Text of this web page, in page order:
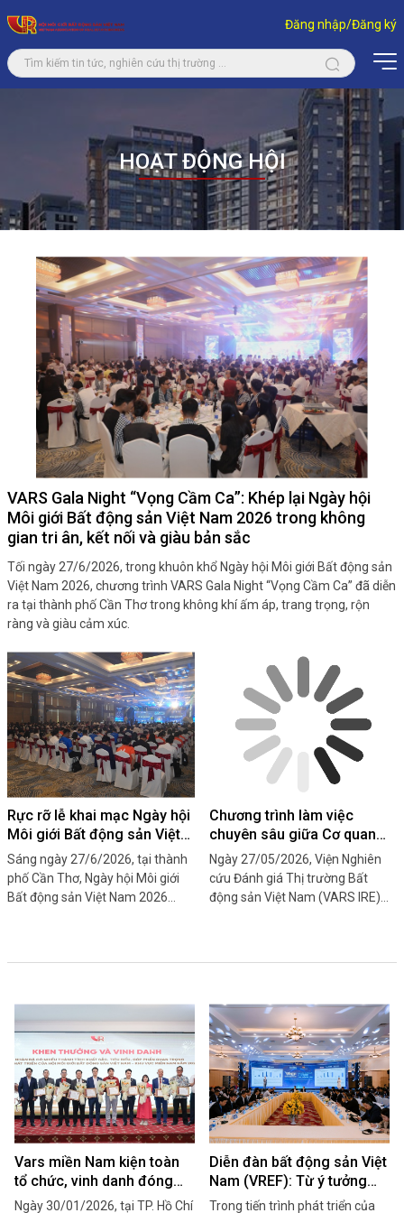
Đăng nhập/Đăng ký
HOẠT ĐỘNG HỘI
VARS Gala Night “Vọng Cầm Ca”: Khép lại Ngày hội
Môi giới Bất động sản Việt Nam 2026 trong không
gian tri ân, kết nối và giàu bản sắc
Tối ngày 27/6/2026, trong khuôn khổ Ngày hội Môi giới Bất động sản
Việt Nam 2026, chương trình VARS Gala Night “Vọng Cầm Ca” đã diễn
ra tại thành phố Cần Thơ trong không khí ấm áp, trang trọng, rộn
ràng và giàu cảm xúc.
Rực rỡ lễ khai mạc Ngày hội
Môi giới Bất động sản Việt
Nam 2026 do VARS tổ chức
Sáng ngày 27/6/2026, tại thành
phố Cần Thơ, Ngày hội Môi giới
Bất động sản Việt Nam 2026
sản TP. Cần Thơ phối hợp tổ
chức.
Chương trình làm việc
chuyên sâu giữa Cơ quan
Tài chính Nhà ở Nhật Bản
(JHF) và Viện Nghiên cứu
Ngày 27/05/2026, Viện Nghiên
cứu Đánh giá Thị trường Bất
động sản Việt Nam (VARS IRE)
tác quốc tế trong lĩnh vực bất
động sản.
Vars miền Nam kiện toàn
tổ chức, vinh danh đóng
góp và triển khai nhiệm vụ
Ngày 30/01/2026, tại TP. Hồ Chí
Diễn đàn bất động sản Việt
Nam (VREF): Từ ý tưởng
đến điểm hẹn chiến lược
Trong tiến trình phát triển của